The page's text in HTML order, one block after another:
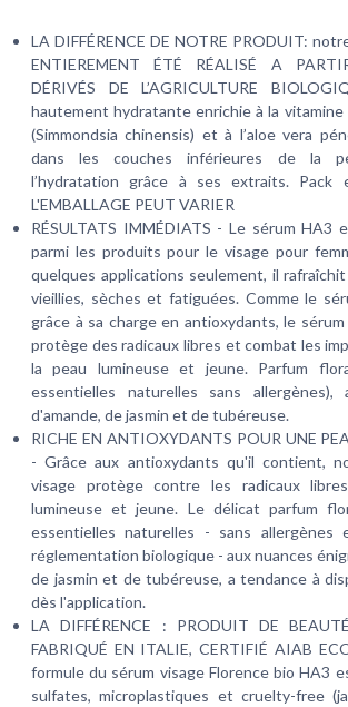
LA DIFFÉRENCE DE NOTRE PRODUIT:
ENTIEREMENT ÉTÉ RÉALISÉ A
DÉRIVÉS DE L’AGRICULTURE
hautement hydratante enrichie à la vitamine
(Simmondsia chinensis) et à l’aloe vera
dans les couches inférieures de la
l’hydratation grâce à ses extraits. Pack
L'EMBALLAGE PEUT VARIER
RÉSULTATS IMMÉDIATS - Le sérum HA3
parmi les produits pour le visage pour
quelques applications seulement, il
vieillies, sèches et fatiguées. Comme le
grâce à sa charge en antioxydants, le
protège des radicaux libres et combat les
la peau lumineuse et jeune. Parfum
essentielles naturelles sans allergènes),
d'amande, de jasmin et de tubéreuse.
RICHE EN ANTIOXYDANTS POUR UNE
- Grâce aux antioxydants qu'il contient,
visage protège contre les radicaux
lumineuse et jeune. Le délicat parfum
essentielles naturelles - sans allergènes
réglementation biologique - aux nuances
de jasmin et de tubéreuse, a tendance à
dès l'application.
LA DIFFÉRENCE : PRODUIT DE
FABRIQUÉ EN ITALIE, CERTIFIÉ AIAB
formule du sérum visage Florence bio HA3
sulfates, microplastiques et cruelty-free